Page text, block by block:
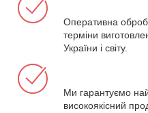
Оперативна
терміни
України і світу.
Ми гарантуємо
високоякісний